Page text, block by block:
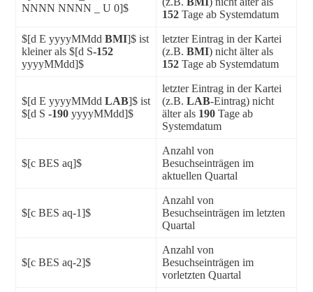
NNNN NNNN _ U 0]$
152 Tage ab Systemdatum
$[d E yyyyMMdd BMI]$ ist
kleiner als $[d S-152
yyyyMMdd]$
letzter Eintrag in der Kartei
(z.B. BMI) nicht älter als
152 Tage ab Systemdatum
$[d E yyyyMMdd LAB]$ ist
$[d S -190 yyyyMMdd]$
letzter Eintrag in der Kartei
(z.B. LAB-Eintrag) nicht
älter als 190 Tage ab
Systemdatum
$[c BES aq]$
Anzahl von
Besuchseinträgen im
aktuellen Quartal
$[c BES aq-1]$
Anzahl von
Besuchseinträgen im letzten
Quartal
$[c BES aq-2]$
Anzahl von
Besuchseinträgen im
vorletzten Quartal